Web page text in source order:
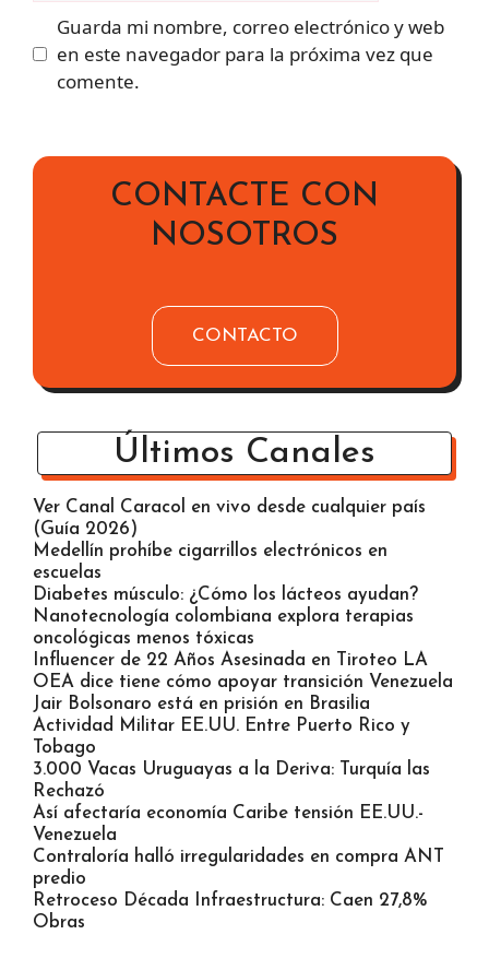
Guarda mi nombre, correo electrónico y web
en este navegador para la próxima vez que
comente.
CONTACTE CON
NOSOTROS
CONTACTO
Últimos Canales
Ver Canal Caracol en vivo desde cualquier país
(Guía 2026)
Medellín prohíbe cigarrillos electrónicos en
escuelas
Diabetes músculo: ¿Cómo los lácteos ayudan?
Nanotecnología colombiana explora terapias
oncológicas menos tóxicas
Influencer de 22 Años Asesinada en Tiroteo LA
OEA dice tiene cómo apoyar transición Venezuela
Jair Bolsonaro está en prisión en Brasilia
Actividad Militar EE.UU. Entre Puerto Rico y
Tobago
3.000 Vacas Uruguayas a la Deriva: Turquía las
Rechazó
Así afectaría economía Caribe tensión EE.UU.-
Venezuela
Contraloría halló irregularidades en compra ANT
predio
Retroceso Década Infraestructura: Caen 27,8%
Obras